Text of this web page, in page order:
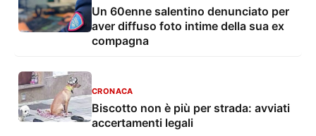
Un 60enne salentino denunciato per
aver diffuso foto intime della sua ex
compagna
CRONACA
Biscotto non è più per strada: avviati
accertamenti legali